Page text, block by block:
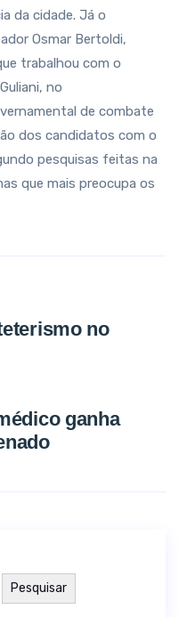
da cidade. Já o
Osmar Bertoldi,
trabalhou com o
no
de combate
dos candidatos com o
pesquisas feitas na
que mais preocupa os
no
ganha
Pesquisar